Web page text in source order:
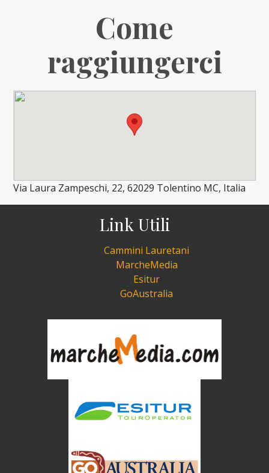
Come
raggiungerci
Via Laura Zampeschi, 22, 62029 Tolentino MC, Italia
Link Utili
Cammini Lauretani
MarcheMedia
Esitur
GoAustralia